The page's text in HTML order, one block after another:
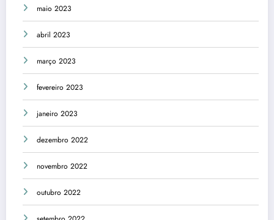
maio 2023
abril 2023
março 2023
fevereiro 2023
janeiro 2023
dezembro 2022
novembro 2022
outubro 2022